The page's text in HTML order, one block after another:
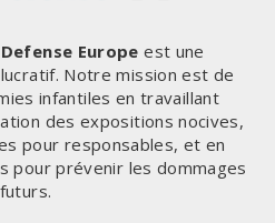
Europe est une
Notre mission est de
infantiles en travaillant
des expositions nocives,
pour responsables, et en
pour prévenir les dommages
futurs.